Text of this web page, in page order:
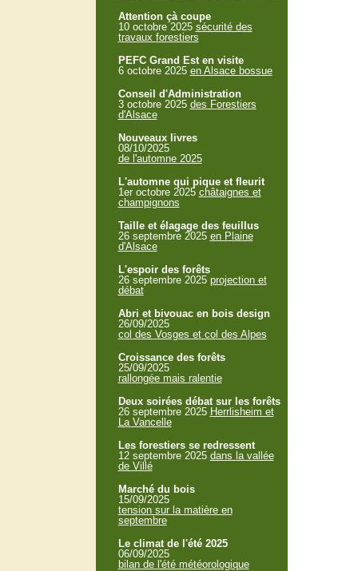
Attention çà coupe
10 octobre 2025 sécurité des
travaux forestiers
PEFC Grand Est en visite
6 octobre 2025 en Alsace bossue
Conseil d'Administration
3 octobre 2025 des Forestiers
d'Alsace
Nouveaux livres
08/10/2025
de l'automne 2025
L'automne qui pique et fleurit
1er octobre 2025 châtaignes et
champignons
Taille et élagage des feuillus
26 septembre 2025 en Plaine
d'Alsace
L'espoir des forêts
26 septembre 2025 projection et
débat
Abri et bivouac en bois design
26/09/2025
col des Vosges et col des Alpes
Croissance des forêts
25/09/2025
rallongée mais ralentie
Deux soirées débat sur les forêts
26 septembre 2025 Herrlisheim et
La Vancelle
Les forestiers se redressent
12 septembre 2025 dans la vallée
de Villé
Marché du bois
15/09/2025
tension sur la matière en
septembre
Le climat de l'été 2025
06/09/2025
bilan de l'été météorologique